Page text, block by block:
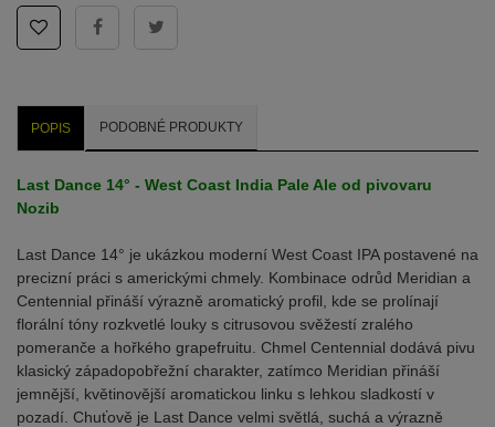
POPIS PODOBNÉ PRODUKTY
Last Dance 14° - West Coast India Pale Ale od pivovaru
Nozib
Last Dance 14° je ukázkou moderní West Coast IPA postavené na
precizní práci s americkými chmely. Kombinace odrůd Meridian a
Centennial přináší výrazně aromatický profil, kde se prolínají
florální tóny rozkvetlé louky s citrusovou svěžestí zralého
pomeranče a hořkého grapefruitu. Chmel Centennial dodává pivu
klasický západopobřežní charakter, zatímco Meridian přináší
jemnější, květinovější aromatickou linku s lehkou sladkostí v
pozadí. Chuťově je Last Dance velmi světlá, suchá a výrazně